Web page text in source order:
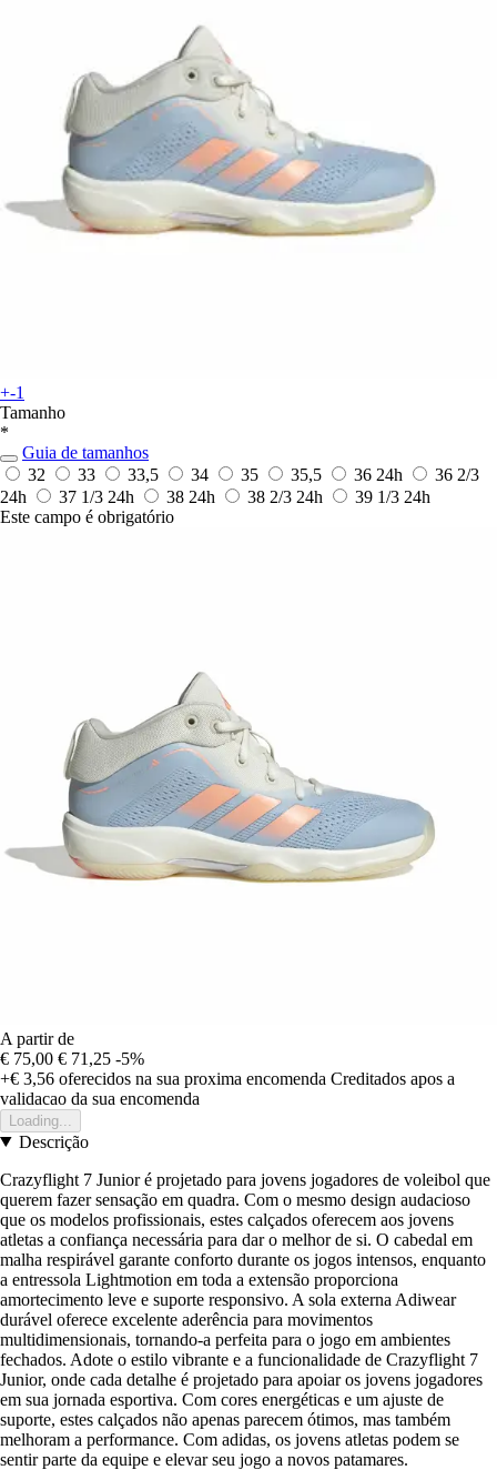
+-1
Tamanho
*
Guia de tamanhos
32
33 33,5 34 35 35,5 36 24h
36 2/3
24h
37 1/3 24h 38 24h 38 2/3 24h 39 1/3 24h
Este campo é obrigatório
A partir de
€ 75,00 € 71,25 -5%
+€ 3,56 oferecidos na sua proxima encomenda Creditados apos a
validacao da sua encomenda
Loading...
Descrição
Crazyflight 7 Junior é projetado para jovens jogadores de voleibol que
querem fazer sensação em quadra. Com o mesmo design audacioso
que os modelos profissionais, estes calçados oferecem aos jovens
atletas a confiança necessária para dar o melhor de si. O cabedal em
malha respirável garante conforto durante os jogos intensos, enquanto
a entressola Lightmotion em toda a extensão proporciona
amortecimento leve e suporte responsivo. A sola externa Adiwear
durável oferece excelente aderência para movimentos
multidimensionais, tornando-a perfeita para o jogo em ambientes
fechados. Adote o estilo vibrante e a funcionalidade de Crazyflight 7
Junior, onde cada detalhe é projetado para apoiar os jovens jogadores
em sua jornada esportiva. Com cores energéticas e um ajuste de
suporte, estes calçados não apenas parecem ótimos, mas também
melhoram a performance. Com adidas, os jovens atletas podem se
sentir parte da equipe e elevar seu jogo a novos patamares.